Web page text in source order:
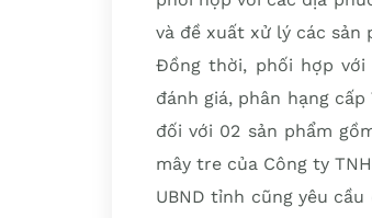
và đề xuất xử lý các sản
Đồng thời, phối hợp
đánh giá, phân hạng
đối với 02 sản phẩm
mây tre của Công ty
UBND tỉnh cũng yêu